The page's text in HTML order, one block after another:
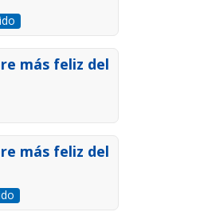
más feliz del
más feliz del